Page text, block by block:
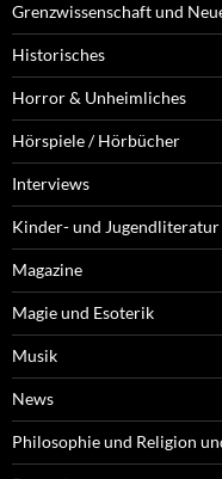
Grenzwissenschaft und
Historisches
Horror & Unheimliches
Hörspiele / Hörbücher
Interviews
Kinder- und Jugendliteratur
Magazine
Magie und Esoterik
Musik
News
Philosophie und Religion